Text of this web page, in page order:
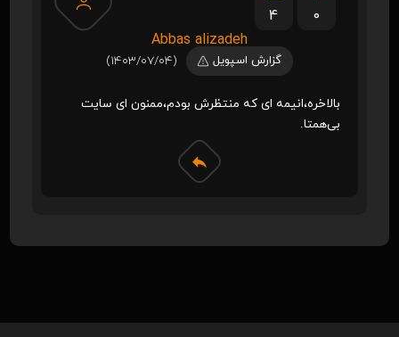
4
0
Abbas alizadeh
گزارش اسپویل (1403/07/04)
بالاخره،انیمه ای که منتظرش بودم،ممنون ای سایت
بی‌همتا.